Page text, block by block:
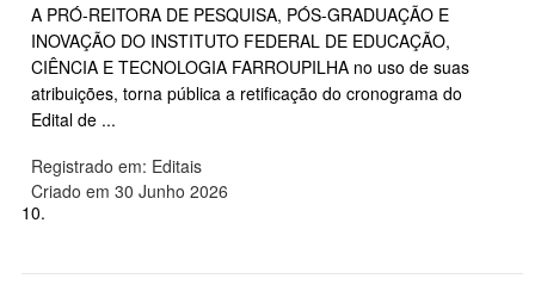
A PRÓ-REITORA DE PESQUISA, PÓS-GRADUAÇÃO E
INOVAÇÃO DO INSTITUTO FEDERAL DE EDUCAÇÃO,
CIÊNCIA E TECNOLOGIA FARROUPILHA no uso de suas
atribuições, torna pública a retificação do cronograma do
Edital de ...
Registrado em: Editais
Criado em 30 Junho 2026
10.